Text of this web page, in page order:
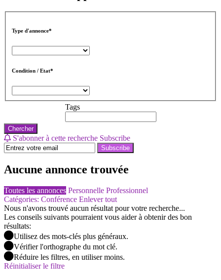
Type d'annonce*
Condition / Etat*
Tags
Chercher
S'abonner à cette recherche Subscribe
Subscribe
Aucune annonce trouvée
Toutes les annonces Personnelle Professionnel
Catégories: Conférence Enlever tout
Nous n'avons trouvé aucun résultat pour votre recherche...
Les conseils suivants pourraient vous aider à obtenir des bon
résultats:
Utilisez des mots-clés plus généraux.
Vérifier l'orthographe du mot clé.
Réduire les filtres, en utiliser moins.
Réinitialiser le filtre